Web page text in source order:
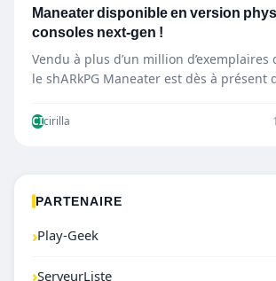
Maneater disponible en version
consoles next-gen !
Vendu à plus d’un million d’exemplaires
le shARkPG Maneater est dès à présent
CIcirilla
PARTENAIRE
›Play-Geek
›ServeurListe